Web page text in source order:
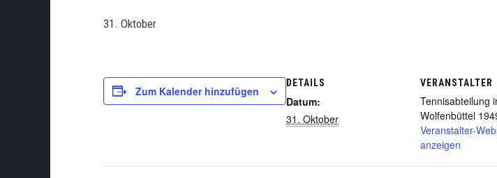
31. Oktober
Zum Kalender hinzufügen
DETAILS
Datum:
31. Oktober
VERANSTALTER
Tennisabteilung
Wolfenbüttel
Veranstalter-
anzeigen